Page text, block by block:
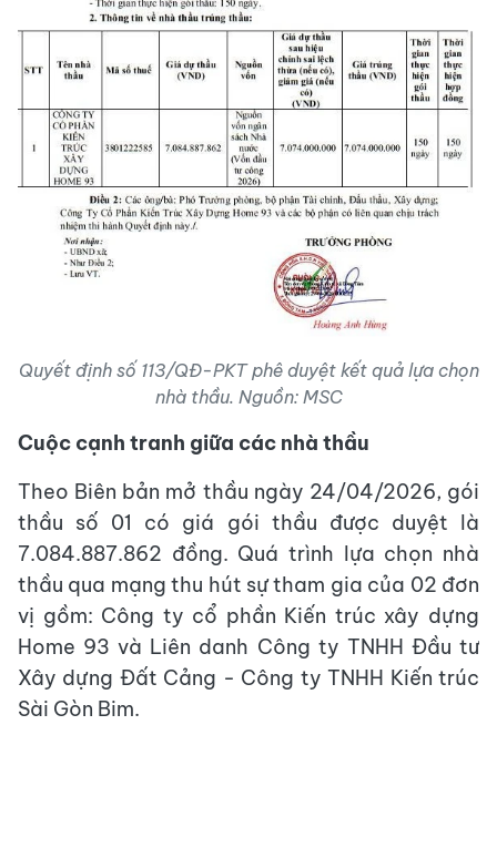
Quyết định số 113/QĐ-PKT phê duyệt kết quả lựa chọn
nhà thầu. Nguồn: MSC
Cuộc cạnh tranh giữa các nhà thầu
Theo Biên bản mở thầu ngày 24/04/2026, gói
thầu số 01 có giá gói thầu được duyệt là
7.084.887.862 đồng. Quá trình lựa chọn nhà
thầu qua mạng thu hút sự tham gia của 02 đơn
vị gồm: Công ty cổ phần Kiến trúc xây dựng
Home 93 và Liên danh Công ty TNHH Đầu tư
Xây dựng Đất Cảng - Công ty TNHH Kiến trúc
Sài Gòn Bim.